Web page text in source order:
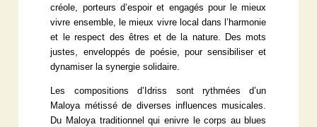
créole, porteurs d’espoir et engagés pour le mieux
vivre ensemble, le mieux vivre local dans l’harmonie
et le respect des êtres et de la nature. Des mots
justes, enveloppés de poésie, pour sensibiliser et
dynamiser la synergie solidaire.
Les compositions d’Idriss sont rythmées d’un
Maloya métissé de diverses influences musicales.
Du Maloya traditionnel qui enivre le corps au blues